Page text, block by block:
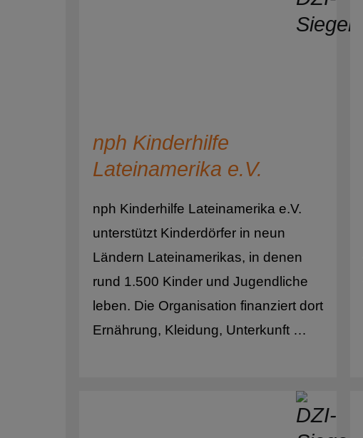
nph Kinderhilfe
Lateinamerika e.V.
nph Kinderhilfe Lateinamerika e.V.
unterstützt Kinderdörfer in neun
Ländern Lateinamerikas, in denen
rund 1.500 Kinder und Jugendliche
leben. Die Organisation finanziert dort
Ernährung, Kleidung, Unterkunft …